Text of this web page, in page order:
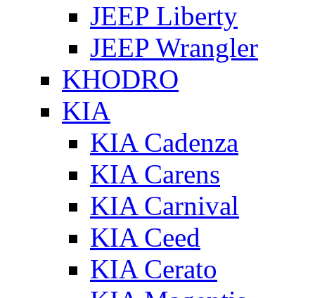
JEEP Liberty
JEEP Wrangler
KHODRO
KIA
KIA Cadenza
KIA Carens
KIA Carnival
KIA Ceed
KIA Cerato